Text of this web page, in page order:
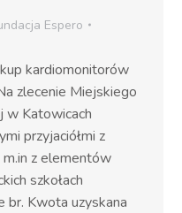
Espero
kardiomonitorów
zlecenie Miejskiego
w Katowicach
przyjaciółmi z
z elementów
szkołach
Kwota uzyskana